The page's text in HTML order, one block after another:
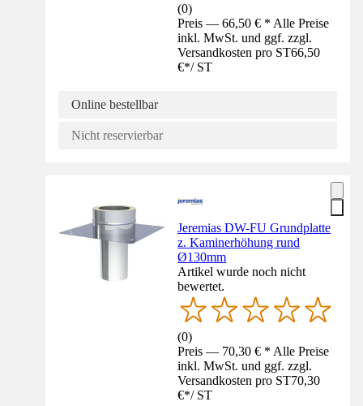
(0)
Preis — 66,50 € * Alle Preise
inkl. MwSt. und ggf. zzgl.
Versandkosten pro ST66,50
€*/ ST
Online bestellbar
Nicht reservierbar
Jeremias DW-FU Grundplatte
z. Kaminerhöhung rund
Ø130mm
Artikel wurde noch nicht
bewertet.
(0)
Preis — 70,30 € * Alle Preise
inkl. MwSt. und ggf. zzgl.
Versandkosten pro ST70,30
€*/ ST